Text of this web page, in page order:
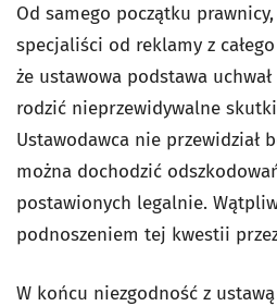
Od samego początku
specjaliści od reklamy z
że ustawowa podstawa
rodzić nieprzewidywalne
Ustawodawca nie przewidział
można dochodzić
postawionych legalnie.
podnoszeniem tej kwestii
W końcu niezgodność z